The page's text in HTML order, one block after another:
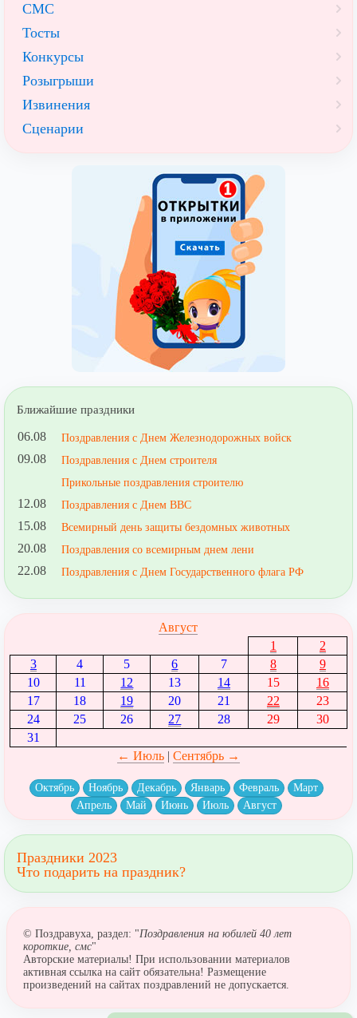
СМС
Тосты
Конкурсы
Розыгрыши
Извинения
Сценарии
Ближайшие праздники
06.08 Поздравления с Днем Железнодорожных войск
09.08
Поздравления с Днем строителя
Прикольные поздравления строителю
12.08 Поздравления с Днем ВВС
15.08 Всемирный день защиты бездомных животных
20.08 Поздравления со всемирным днем лени
22.08 Поздравления с Днем Государственного флага РФ
Август
1
2
3
4 5 6 7 8
9
10
11 12 13 14 15
16
17
18 19 20 21 22
23
24
25 26 27 28 29
30
31
← Июль| Сентябрь →
Октябрь Ноябрь Декабрь Январь Февраль
Март
Апрель
Май Июнь Июль Август
Праздники 2023
Что подарить на праздник?
© Поздравуха, раздел: "Поздравления на юбилей 40 лет
короткие, смс"
Авторские материалы! При использовании материалов
активная ссылка на сайт обязательна! Размещение
произведений на сайтах поздравлений не допускается.